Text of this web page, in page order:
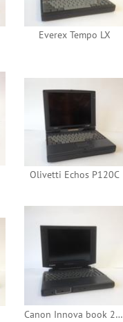
Everex Tempo LX
Olivetti Echos P120C
Canon Innova book 200LS